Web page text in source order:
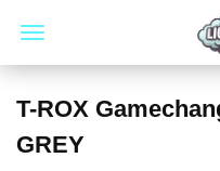
T-ROX
GREY